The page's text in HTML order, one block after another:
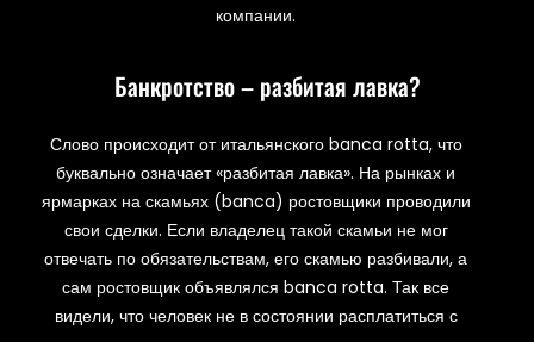
компании.
Банкротство – разбитая лавка?
Слово происходит от итальянского banca rotta, что
буквально означает «разбитая лавка». На рынках и
ярмарках на скамьях (banca) ростовщики проводили
свои сделки. Если владелец такой скамьи не мог
отвечать по обязательствам, его скамью разбивали, а
сам ростовщик объявлялся banca rotta. Так все
видели, что человек не в состоянии расплатиться с